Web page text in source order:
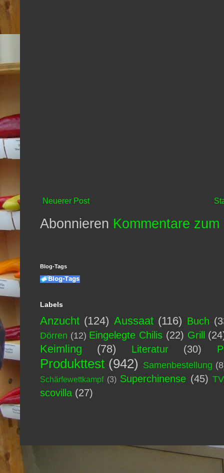
Neuerer Post
Abonnieren Kommentare
Blog-Tags
Labels
Anzucht (124) Aussaat (116) Buch
Dörren (12) Eingelegte Chilis (22) Grill
Keimling (78) Literatur (30)
Produkttest (942) Samenbestellung
Schärfewettkampf (3) Superchinense (45) TV
scovilla (27)